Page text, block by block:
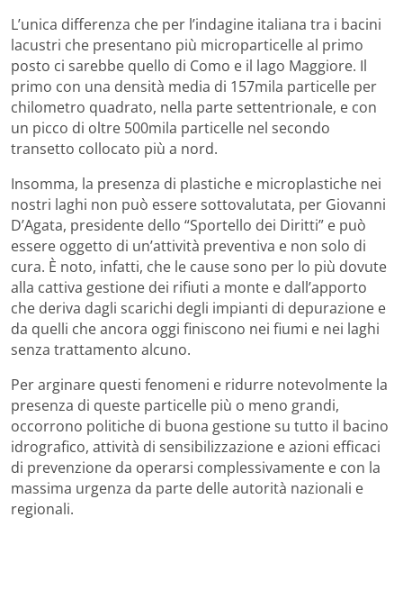
L’unica differenza che per l’indagine italiana tra i bacini
lacustri che presentano più microparticelle al primo
posto ci sarebbe quello di Como e il lago Maggiore. Il
primo con una densità media di 157mila particelle per
chilometro quadrato, nella parte settentrionale, e con
un picco di oltre 500mila particelle nel secondo
transetto collocato più a nord.
Insomma, la presenza di plastiche e microplastiche nei
nostri laghi non può essere sottovalutata, per Giovanni
D’Agata, presidente dello “Sportello dei Diritti” e può
essere oggetto di un’attività preventiva e non solo di
cura. È noto, infatti, che le cause sono per lo più dovute
alla cattiva gestione dei rifiuti a monte e dall’apporto
che deriva dagli scarichi degli impianti di depurazione e
da quelli che ancora oggi finiscono nei fiumi e nei laghi
senza trattamento alcuno.
Per arginare questi fenomeni e ridurre notevolmente la
presenza di queste particelle più o meno grandi,
occorrono politiche di buona gestione su tutto il bacino
idrografico, attività di sensibilizzazione e azioni efficaci
di prevenzione da operarsi complessivamente e con la
massima urgenza da parte delle autorità nazionali e
regionali.